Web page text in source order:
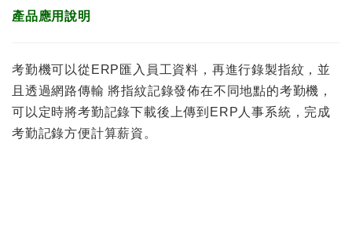
產品應用說明
考勤機可以從ERP匯入員工資料，再進行錄製指紋，並
且透過網路傳輸 將指紋記錄發佈在不同地點的考勤機，
可以定時將考勤記錄下載後上傳到ERP人事系統，完成
考勤記錄方便計算薪資。